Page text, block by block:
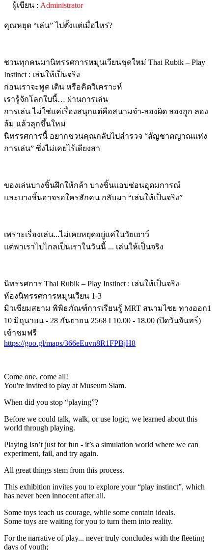
ผู้เขียน : Administrator
คุณหยุด “เล่น” ไปตั้งแต่เมื่อไหร่?
ชวนทุกคนมานิทรรศการหมุนเวียนชุดใหม่ Thai Rubik – Play
Instinct : เล่นให้เป็นจริง
ก่อนเราจะพูด เดิน หรือคิดวิเคราะห์
เรารู้จักโลกใบนี้… ผ่านการเล่น
การเล่น ไม่ใช่แค่เรื่องสนุกแต่คือสนามจำ-ลองผิด ลองถูก ลอง
ล้ม แล้วลุกขึ้นใหม่
นิทรรศการนี้ อยากชวนคุณกลับไปสำรวจ “สัญชาตญาณแห่ง
การเล่น” ซึ่งไม่เคยไร้เดียงสา
ของเล่นบางชิ้นฝึกให้กล้า บางชิ้นแอบซ่อนอุดมการณ์
และบางชิ้นอาจรอใครสักคน กลับมา “เล่นให้เป็นจริง”
เพราะเรื่องเล่น...ไม่เคยหยุดอยู่แค่ในวัยเยาว์
แต่พาเราไปไกลเป็นเราในวันนี้ ... เล่นให้เป็นจริง
นิทรรศการ Thai Rubik – Play Instinct : เล่นให้เป็นจริง
ห้องนิทรรศการหมุนเวียน 1-3
มิวเซียมสยาม พิพิธภัณฑ์การเรียนรู้ MRT สนามไชย ทางออก1
10 มิถุนายน - 28 กันยายน 2568 I 10.00 - 18.00 (ปิดวันจันทร์)
เข้าชมฟรี
https://goo.gl/maps/366eEuvn8R1FPBjH8
Come one, come all!
You're invited to play at Museum Siam.
When did you stop “playing”?
Before we could talk, walk, or use logic, we learned about this
world through playing.
Playing isn’t just for fun - it’s a simulation world where we can
experiment, fail, and try again.
All great things stem from this process.
This exhibition invites you to explore your “play instinct”, which
has never been innocent after all.
Some toys teach us courage, while some contain ideals.
Some toys are waiting for you to turn them into reality.
For the narrative of play... never truly concludes with the fleeting
days of youth;